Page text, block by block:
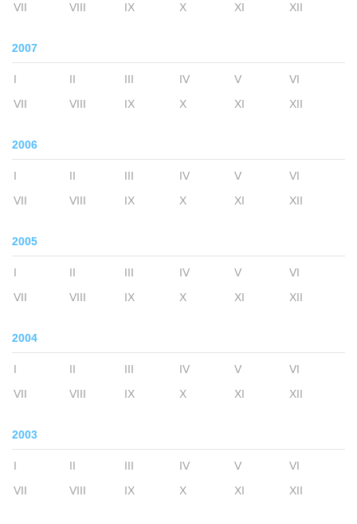
VII
VIII IX X XI XII
2007
I II III IV V
VI
VII
VIII IX X XI XII
2006
I II III IV V
VI
VII
VIII IX X XI XII
2005
I II III IV V
VI
VII
VIII IX X XI XII
2004
I II III IV V
VI
VII
VIII IX X XI XII
2003
I II III IV V
VI
VII
VIII IX X XI XII